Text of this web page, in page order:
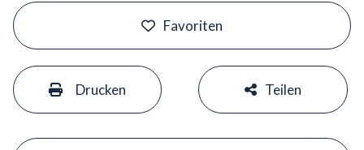
Favoriten
Drucken Teilen